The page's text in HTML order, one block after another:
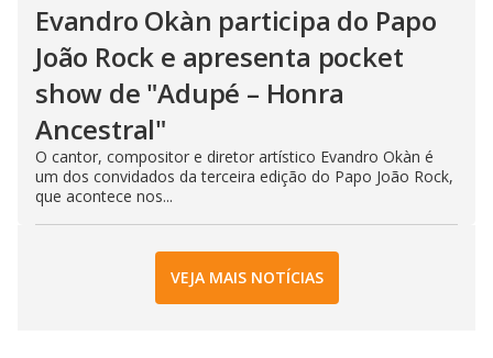
Evandro Okàn participa do Papo
João Rock e apresenta pocket
show de "Adupé – Honra
Ancestral"
O cantor, compositor e diretor artístico Evandro Okàn é
um dos convidados da terceira edição do Papo João Rock,
que acontece nos...
VEJA MAIS NOTÍCIAS